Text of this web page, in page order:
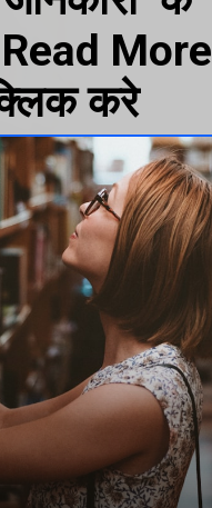
Read More
करे